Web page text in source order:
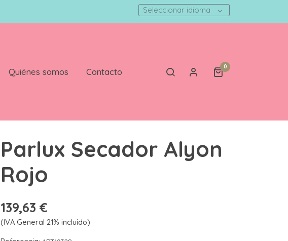
Seleccionar idioma
Quiénes somos Contacto 0
Parlux Secador Alyon
Rojo
139,63 €
(IVA General 21% incluido)